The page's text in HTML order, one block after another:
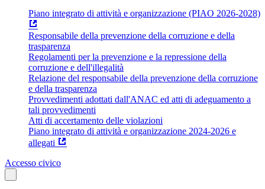
Piano integrato di attività e organizzazione (PIAO 2026-2028)
Responsabile della prevenzione della corruzione e della
trasparenza
Regolamenti per la prevenzione e la repressione della
corruzione e dell'illegalità
Relazione del responsabile della prevenzione della corruzione
e della trasparenza
Provvedimenti adottati dall'ANAC ed atti di adeguamento a
tali provvedimenti
Atti di accertamento delle violazioni
Piano integrato di attività e organizzazione 2024-2026 e
allegati
Accesso civico